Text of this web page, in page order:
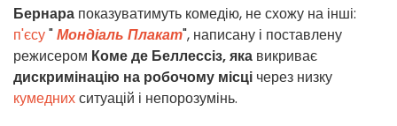
Бернара показуватимуть комедію, не схожу на інші:
п'єсу"Мондіаль Плакат", написану і поставлену
режисером Коме де Беллессіз, яка викриває
дискримінацію на робочому місці через низку
кумеднихситуацій і непорозумінь.